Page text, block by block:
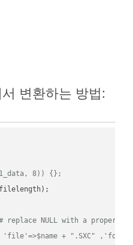
변환하는 방법:
8)) {};
replace NULL with a proper
'file'=>$name + ".SXC"